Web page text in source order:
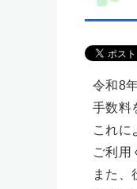
令和8
手数料
これに
ご利用
また、